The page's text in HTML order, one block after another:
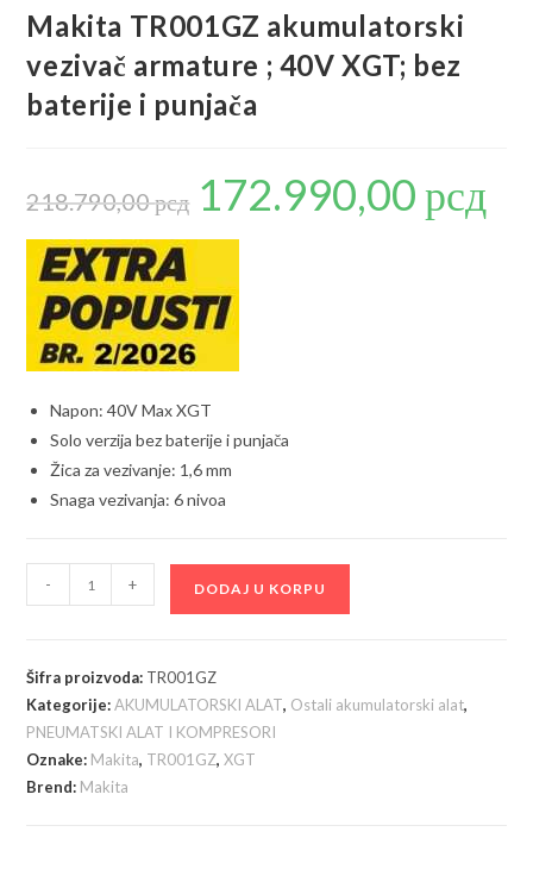
Makita TR001GZ akumulatorski
vezivač armature ; 40V XGT; bez
baterije i punjača
218.790,00рсд
Originalna
cena
je
218.790,00 рсд.
172.990,00рсдje:
Napon: 40V Max XGT
Solo verzija bez baterije i punjača
Žica za vezivanje: 1,6 mm
Snaga vezivanja: 6 nivoa
TR001GZ
vezivač
armature
;
40V
XGT;
- + DODAJ U KORPU
Šifra proizvoda: TR001GZ
Kategorije:AKUMULATORSKI ALAT, Ostali akumulatorski alat,
PNEUMATSKI ALAT I KOMPRESORI
Oznake: Makita, TR001GZ,XGT
Brend: Makita